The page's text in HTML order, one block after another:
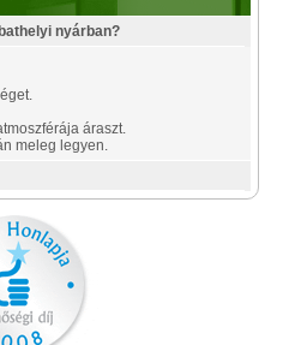
nyárban?
áraszt.
meleg legyen.